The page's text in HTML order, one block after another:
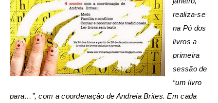
realiza-se
na Pó dos
livros a
primeira
sessão de
“um livro
para…”, com a coordenação de Andreia Brites. Em cada